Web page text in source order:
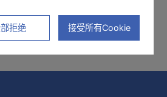
使用说明书 通讯指令
在线培训视频 软件下载
他推荐产品
拒绝 接受所有Cookie